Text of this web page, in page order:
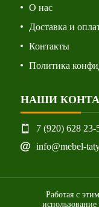
О нас
Доставка и
Контакты
Политика
НАШИ
7 (920) 628 23-
info@mebel-
Работая с